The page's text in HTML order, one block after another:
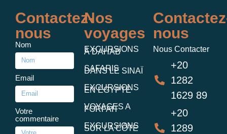
Contactez-
nous
Nom
Email
Votre
commentaire
Nos
voyages
EXCURSIONS
À DAHAB
SAFARIS
DANS LE SINAÏ
EXCURSIONS
EN ÉGYPTE
VOYAGES A
FORFAIT
EXCURSIONS
SUR LA CÔTE
nous
Nous Contacter
+20
1282
1629 89
+20
1289